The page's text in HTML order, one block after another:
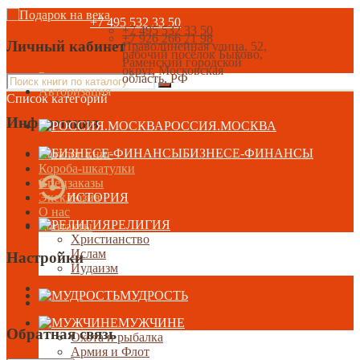
Личный кабинет
Регистрация
Авторизация
Информация
Каталог книг
Короба-шкатулки
Спецзаказы
Эксклюзив
О нас
Контакты
Настройки
Обратная связь
+7 495 532 33 50
+7 495 532 33 50
+7 926 266 71 98
Праволинейная улица, 52,
рабочий посёлок Быково,
Раменский городской
округ, Московская
область, РФ
Список категорий
РОССИЯ.МОСКВА
БИЗНЕСЕ-ФИНАНСЫ
ИСТОРИЯ
РЕЛИГИЯ
Христианство
Ислам
Иудаизм
МУДРОСТЬ
МУЖЧИНЕ
Охота и рыбалка
Армия и Флот